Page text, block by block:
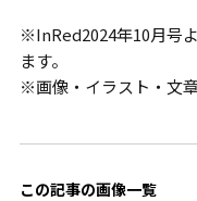
※InRed2024年10月号
ます。
※画像・イラスト・文
この記事の画像一覧